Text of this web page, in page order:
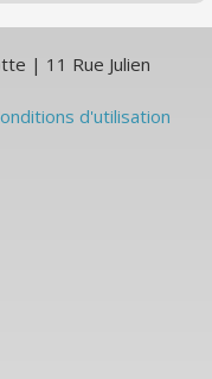
| 11 Rue Julien
d'utilisation